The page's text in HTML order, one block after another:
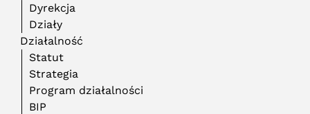
Dyrekcja
Działy
Działalność
Statut
Strategia
Program działalności
BIP